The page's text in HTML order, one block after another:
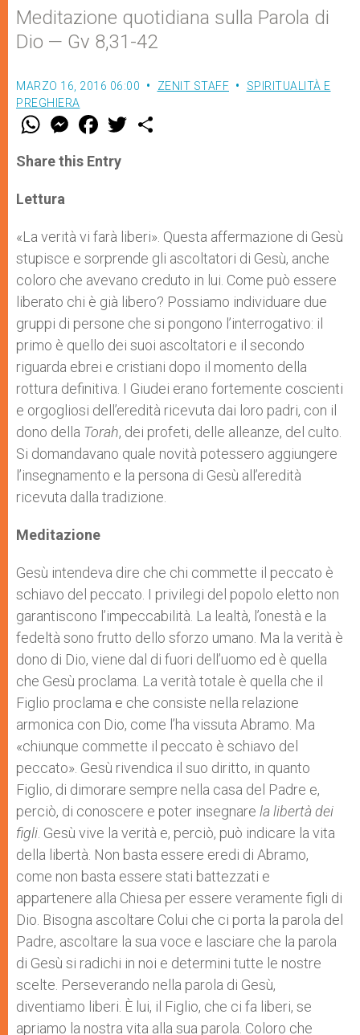
Meditazione quotidiana sulla Parola di
Dio — Gv 8,31-42
MARZO 16, 2016 06:00 ZENIT STAFF
SPIRITUALITÀ E
PREGHIERA
W
t
s
p
p
M
e
s
e
F
a
e
b
w
Share this Entry
Lettura
«La verità vi farà liberi». Questa affermazione di Gesù
stupisce e sorprende gli ascoltatori di Gesù, anche
coloro che avevano creduto in lui. Come può essere
liberato chi è già libero? Possiamo individuare due
gruppi di persone che si pongono l’interrogativo: il
primo è quello dei suoi ascoltatori e il secondo
riguarda ebrei e cristiani dopo il momento della
rottura definitiva. I Giudei erano fortemente coscienti
e orgogliosi dell’eredità ricevuta dai loro padri, con il
dono della Torah, dei profeti, delle alleanze, del culto.
Si domandavano quale novità potessero aggiungere
l’insegnamento e la persona di Gesù all’eredità
ricevuta dalla tradizione.
Meditazione
Gesù intendeva dire che chi commette il peccato è
schiavo del peccato. I privilegi del popolo eletto non
garantiscono l’impeccabilità. La lealtà, l’onestà e la
fedeltà sono frutto dello sforzo umano. Ma la verità è
dono di Dio, viene dal di fuori dell’uomo ed è quella
che Gesù proclama. La verità totale è quella che il
Figlio proclama e che consiste nella relazione
armonica con Dio, come l’ha vissuta Abramo. Ma
«chiunque commette il peccato è schiavo del
peccato». Gesù rivendica il suo diritto, in quanto
Figlio, di dimorare sempre nella casa del Padre e,
perciò, di conoscere e poter insegnare la libertà dei
figli . Gesù vive la verità e, perciò, può indicare la vita
della libertà. Non basta essere eredi di Abramo,
come non basta essere stati battezzati e
appartenere alla Chiesa per essere veramente figli di
Dio. Bisogna ascoltare Colui che ci porta la parola del
Padre, ascoltare la sua voce e lasciare che la parola
di Gesù si radichi in noi e determini tutte le nostre
scelte. Perseverando nella parola di Gesù,
diventiamo liberi. È lui, il Figlio, che ci fa liberi, se
apriamo la nostra vita alla sua parola. Coloro che